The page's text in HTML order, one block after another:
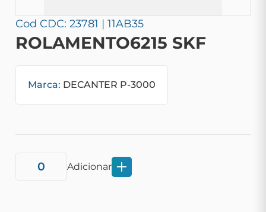
Cod CDC: 23781 | 11AB35
ROLAMENTO6215 SKF
Marca: DECANTER P-3000
Adicionar